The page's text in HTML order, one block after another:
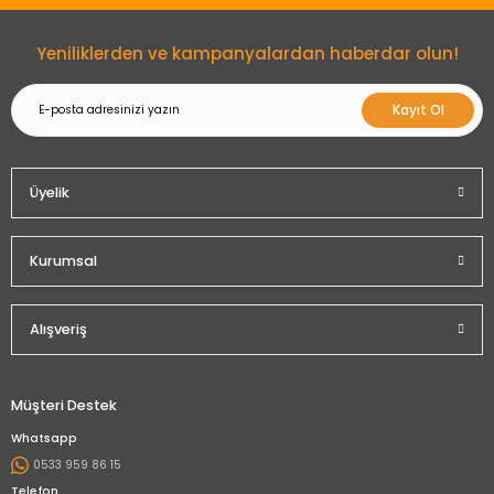
Yeniliklerden ve kampanyalardan haberdar olun!
Kayıt Ol
Üyelik
Kurumsal
Alışveriş
Müşteri Destek
Whatsapp
0533 959 86 15